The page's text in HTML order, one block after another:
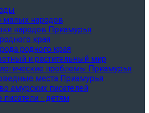
малых народов
народов Приамурья
края
родного края
и растительный мир
проблемы Приамурья
места Приамурья
амурских писателей
писатели - детям